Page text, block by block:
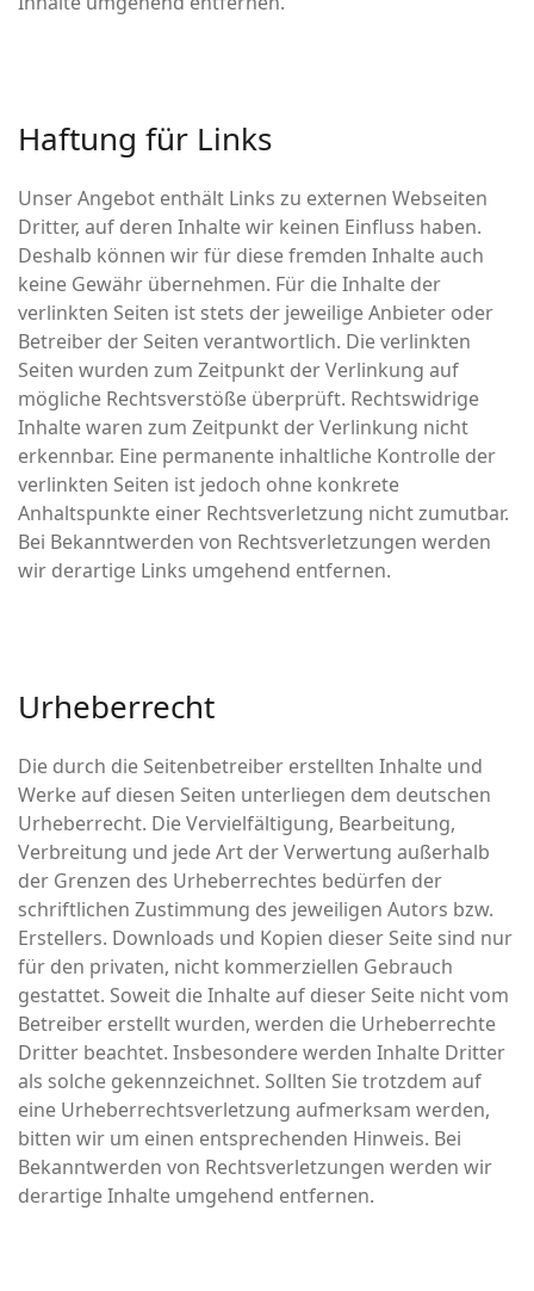
Haftung für Links
Unser Angebot enthält Links zu externen Webseiten
Dritter, auf deren Inhalte wir keinen Einfluss haben.
Deshalb können wir für diese fremden Inhalte auch
keine Gewähr übernehmen. Für die Inhalte der
verlinkten Seiten ist stets der jeweilige Anbieter oder
Betreiber der Seiten verantwortlich. Die verlinkten
Seiten wurden zum Zeitpunkt der Verlinkung auf
mögliche Rechtsverstöße überprüft. Rechtswidrige
Inhalte waren zum Zeitpunkt der Verlinkung nicht
erkennbar. Eine permanente inhaltliche Kontrolle der
verlinkten Seiten ist jedoch ohne konkrete
Anhaltspunkte einer Rechtsverletzung nicht zumutbar.
Bei Bekanntwerden von Rechtsverletzungen werden
wir derartige Links umgehend entfernen.
Urheberrecht
Die durch die Seitenbetreiber erstellten Inhalte und
Werke auf diesen Seiten unterliegen dem deutschen
Urheberrecht. Die Vervielfältigung, Bearbeitung,
Verbreitung und jede Art der Verwertung außerhalb
der Grenzen des Urheberrechtes bedürfen der
schriftlichen Zustimmung des jeweiligen Autors bzw.
Erstellers. Downloads und Kopien dieser Seite sind nur
für den privaten, nicht kommerziellen Gebrauch
gestattet. Soweit die Inhalte auf dieser Seite nicht vom
Betreiber erstellt wurden, werden die Urheberrechte
Dritter beachtet. Insbesondere werden Inhalte Dritter
als solche gekennzeichnet. Sollten Sie trotzdem auf
eine Urheberrechtsverletzung aufmerksam werden,
bitten wir um einen entsprechenden Hinweis. Bei
Bekanntwerden von Rechtsverletzungen werden wir
derartige Inhalte umgehend entfernen.